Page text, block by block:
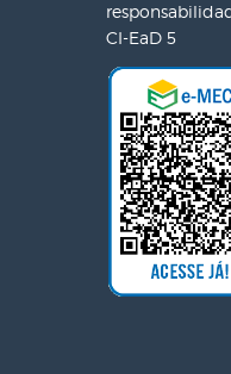
CI-EaD 5